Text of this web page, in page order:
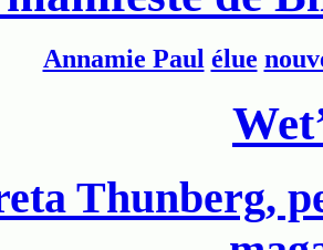
Annamie Paul élue
Thunberg,